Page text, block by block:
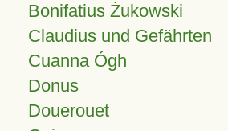
Bonifatius Żukowski
Claudius und Gefährten
Cuanna Ógh
Donus
Douerouet